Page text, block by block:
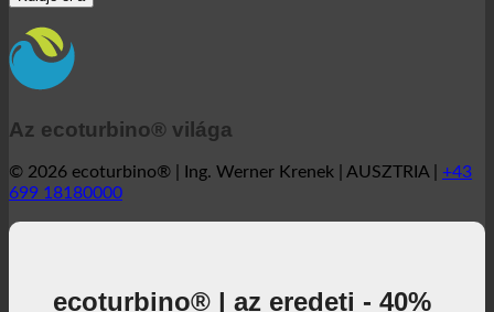
© 2026 ecoturbino® | Ing. Werner Krenek | AUSZTRIA |
699 18180000